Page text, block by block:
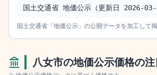
国土交通省 地価公示（更新日 2026-03-
国土交通省「地価公示」の公開データを加工して掲
八女市の地価公示価格の